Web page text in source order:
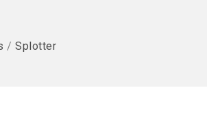
/ Splotter